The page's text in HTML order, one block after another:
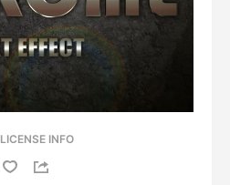
LICENSE INFO